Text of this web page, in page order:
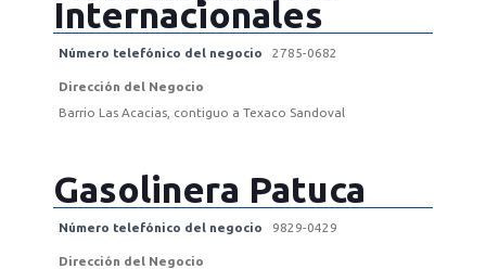
Internacionales
Número telefónico del negocio 2785-0682
Dirección del Negocio
Barrio Las Acacias, contiguo a Texaco Sandoval
Gasolinera Patuca
Número telefónico del negocio 9829-0429
Dirección del Negocio